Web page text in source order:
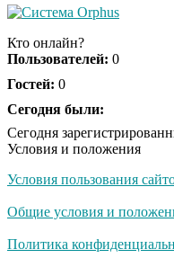
Кто онлайн?
Пользователей: 0
Гостей: 0
Сегодня были:
Сегодня
Условия и положения
Условия пользования
Общие условия и
Политика